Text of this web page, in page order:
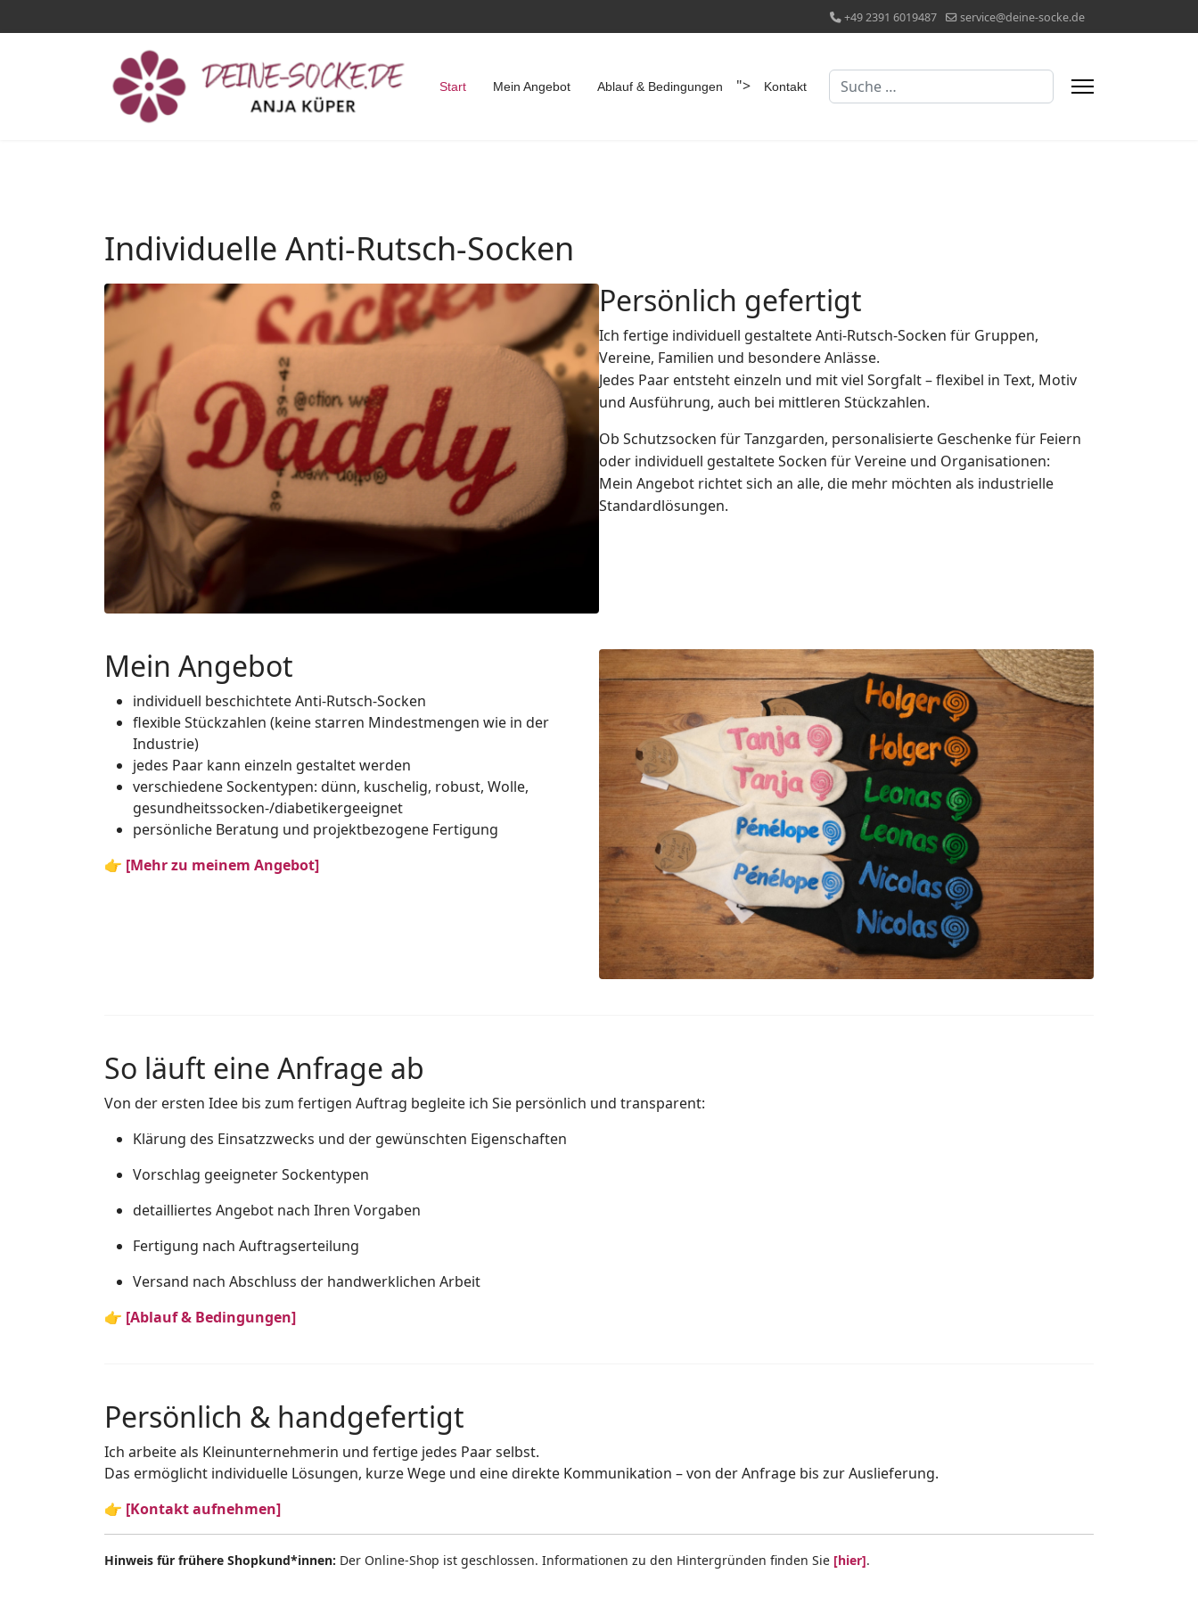
+49 2391 6019487 service@deine-socke.de
Start Mein Angebot Ablauf & Bedingungen "> Kontakt Suchen
Individuelle Anti-Rutsch-Socken
Persönlich gefertigt
Ich fertige individuell gestaltete Anti-Rutsch-Socken für Gruppen,
Vereine, Familien und besondere Anlässe.
Jedes Paar entsteht einzeln und mit viel Sorgfalt – flexibel in Text, Motiv
und Ausführung, auch bei mittleren Stückzahlen.
Ob Schutzsocken für Tanzgarden, personalisierte Geschenke für Feiern
oder individuell gestaltete Socken für Vereine und Organisationen:
Mein Angebot richtet sich an alle, die mehr möchten als industrielle
Standardlösungen.
Mein Angebot
individuell beschichtete Anti-Rutsch-Socken
flexible Stückzahlen (keine starren Mindestmengen wie in der
Industrie)
jedes Paar kann einzeln gestaltet werden
verschiedene Sockentypen: dünn, kuschelig, robust, Wolle,
gesundheitssocken-/diabetikergeeignet
persönliche Beratung und projektbezogene Fertigung
👉 [Mehr zu meinem Angebot]
So läuft eine Anfrage ab
Von der ersten Idee bis zum fertigen Auftrag begleite ich Sie persönlich und transparent:
Klärung des Einsatzzwecks und der gewünschten Eigenschaften
Vorschlag geeigneter Sockentypen
detailliertes Angebot nach Ihren Vorgaben
Fertigung nach Auftragserteilung
Versand nach Abschluss der handwerklichen Arbeit
👉 [Ablauf & Bedingungen]
Persönlich & handgefertigt
Ich arbeite als Kleinunternehmerin und fertige jedes Paar selbst.
Das ermöglicht individuelle Lösungen, kurze Wege und eine direkte Kommunikation – von der Anfrage bis zur Auslieferung.
👉 [Kontakt aufnehmen]
Hinweis für frühere Shopkund*innen: Der Online-Shop ist geschlossen. Informationen zu den Hintergründen finden Sie [hier].